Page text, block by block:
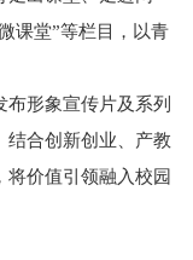
课堂”等栏目，以青
形象宣传片及系列
结合创新创业、产教
将价值引领融入校园